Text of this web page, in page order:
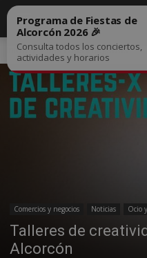
Inicio Comercios y negocios
Comercios y negocios Noticias Ocio
Talleres de
Alcorcón
Programa de Fiestas de
Alcorcón 2026 🎉
Consulta todos los conciertos,
actividades y horarios